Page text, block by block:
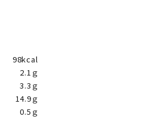
98kcal
2.1ｇ
3.3ｇ
14.9ｇ
0.5ｇ